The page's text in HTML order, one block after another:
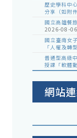
歷史學科中
分享（如附件
國立高雄餐
2026-08-06
國立臺南女
「人權及轉
普通型高級
授課「軟體
網站